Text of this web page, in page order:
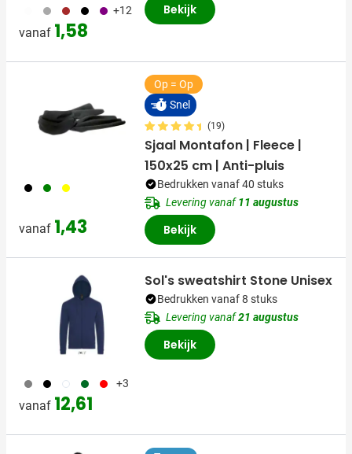
099 011 001 024 +12
vanaf 1,58
Bekijk
001 004 006
vanaf 1,43
Op = Op
Snel
(19)
Sjaal Montafon | Fleece |
150x25 cm | Anti-pluis
Bedrukken vanaf 40 stuks
Levering vanaf11 augustus
Bekijk
929 001 002 134 008 +3
vanaf 12,61
Sol's sweatshirt Stone Unisex
Bedrukken vanaf 8 stuks
Levering vanaf21 augustus
Bekijk